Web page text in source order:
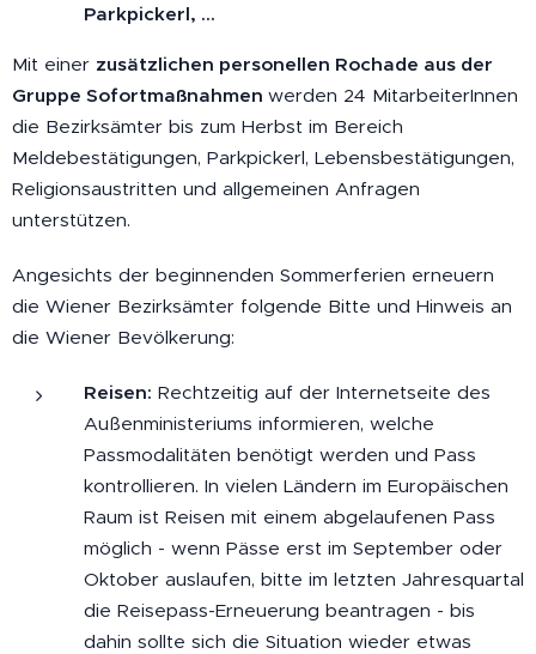
Parkpickerl, ...
Mit einer zusätzlichen personellen Rochade aus der
Gruppe Sofortmaßnahmen werden 24 MitarbeiterInnen
die Bezirksämter bis zum Herbst im Bereich
Meldebestätigungen, Parkpickerl, Lebensbestätigungen,
Religionsaustritten und allgemeinen Anfragen
unterstützen.
Angesichts der beginnenden Sommerferien erneuern
die Wiener Bezirksämter folgende Bitte und Hinweis an
die Wiener Bevölkerung:
Reisen: Rechtzeitig auf der Internetseite des
Außenministeriums informieren, welche
Passmodalitäten benötigt werden und Pass
kontrollieren. In vielen Ländern im Europäischen
Raum ist Reisen mit einem abgelaufenen Pass
möglich - wenn Pässe erst im September oder
Oktober auslaufen, bitte im letzten Jahresquartal
die Reisepass-Erneuerung beantragen - bis
dahin sollte sich die Situation wieder etwas